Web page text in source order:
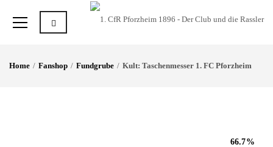
Home Fanshop Fundgrube Kult: Taschenmesser 1. FC Pforzheim
66.7%